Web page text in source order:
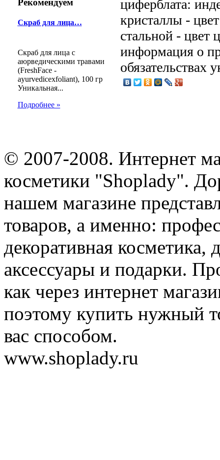
Рекомендуем
Скраб для лица…
Скраб для лица с
аюрведическими травами
(FreshFace -
ayurvedicexfoliant), 100 гр
Уникальная...
Подробнее »
циферблата:
кристаллы -
стальной - цвет
информация о
обязательствах
© 2007-2008. Интернет
косметики "Shoplady".
нашем магазине
товаров, а именно:
декоративная косметика,
аксессуары и подарки.
как через интернет
поэтому купить нужный
вас способом.
www.shoplady.ru